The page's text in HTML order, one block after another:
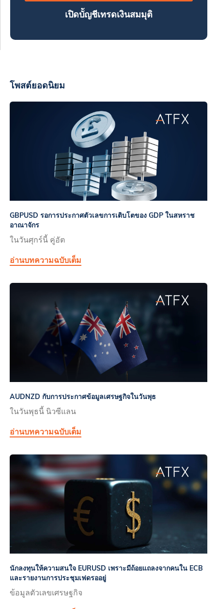
เปิดบััญชีเทรดเงินสมมุติ
โพสต์ยอดนิยม
GBPUSD รอการประกาศตัวเลขการเติบโตของ GDP ในสหราช
อาณาจักร
ในวันศุกร์นี้ คู่อัต
อ่านบทความฉบับเต็ม
AUDNZD กับการประกาศข้อมูลเศรษฐกิจในวันพุธ
ในวันพุธนี้ นิวซีแลน
อ่านบทความฉบับเต็ม
นักลงทุนให้ความสนใจ EURUSD เพราะมีถ้อยแถลงจากคนใน ECB
และรายงานการประชุมเฟดรออยู่
ข้อมูลตัวเลขเศรษฐกิจ